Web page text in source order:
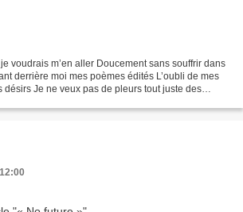
voudrais m’en aller Doucement sans souffrir dans
derrière moi mes poèmes édités L’oubli de mes
désirs Je ne veux pas de pleurs tout juste des